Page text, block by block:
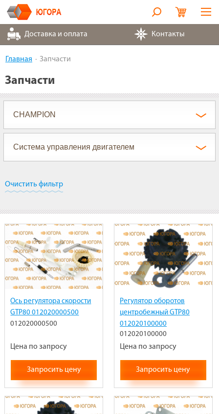
Оборудование
Контакты
О компании
Доставка и оплата Контакты
Главная Запчасти
Запчасти
Очистить фильтр
Ось регулятора скорости
GTP80 012020000500
012020000500
Цена по запросу
Запросить цену
Регулятор оборотов
центробежный GTP80
012020100000
012020100000
Цена по запросу
Запросить цену